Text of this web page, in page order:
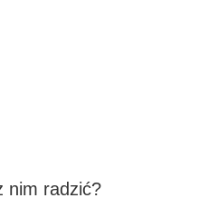
nim radzić?